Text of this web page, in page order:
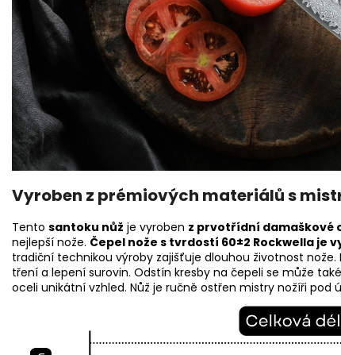
Vyroben z prémiových materiálů s
Tento santoku nůž je vyroben z prvotřídní damaškové
nejlepší nože. Čepel nože s tvrdostí 60±2 Rockwella je
tradiční technikou výroby zajišťuje dlouhou životnost
tření a lepení surovin. Odstín kresby na čepeli se může
oceli unikátní vzhled. Nůž je ručně ostřen mistry nožíři pod